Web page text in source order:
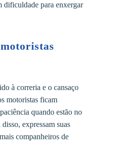
dificuldade para enxergar
à correria e o cansaço
motoristas ficam
quando estão no
expressam suas
companheiros de